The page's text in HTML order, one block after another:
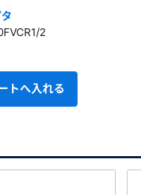
2
トへ入れる